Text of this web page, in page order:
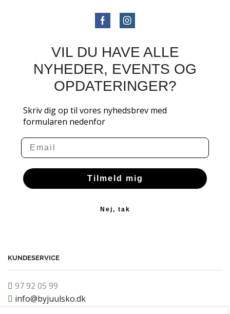
VIL DU HAVE ALLE
NYHEDER, EVENTS OG
OPDATERINGER?
Skriv dig op til vores nyhedsbrev med
formularen nedenfor
Email
Tilmeld mig
Nej, tak
KUNDESERVICE
97 92 05 99
info@byjuulsko.dk